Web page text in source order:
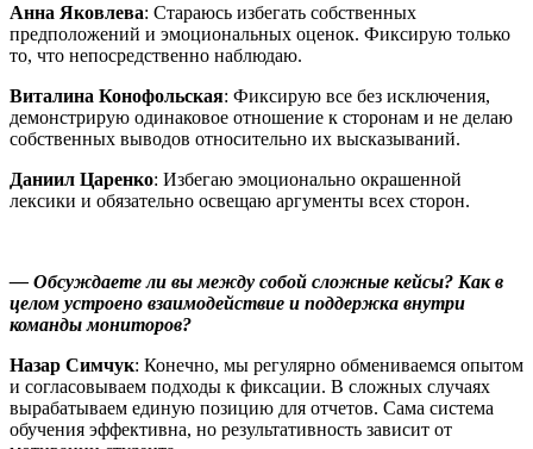
Анна Яковлева: Стараюсь избегать собственных
предположений и эмоциональных оценок. Фиксирую только
то, что непосредственно наблюдаю.
Виталина Конофольская: Фиксирую все без исключения,
демонстрирую одинаковое отношение к сторонам и не делаю
собственных выводов относительно их высказываний.
Даниил Царенко: Избегаю эмоционально окрашенной
лексики и обязательно освещаю аргументы всех сторон.
— Обсуждаете ли вы между собой сложные кейсы? Как в
целом устроено взаимодействие и поддержка внутри
команды мониторов?
Назар Симчук: Конечно, мы регулярно обмениваемся опытом
и согласовываем подходы к фиксации. В сложных случаях
вырабатываем единую позицию для отчетов. Сама система
обучения эффективна, но результативность зависит от